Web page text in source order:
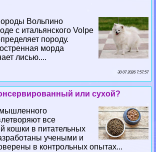
Вольпино
с итальянского Volpe
породу.
морда
лисью....
30 07 2026 7:57:57
или сухой?
все
кошки в питательных
учеными и
в контрольных опытах...